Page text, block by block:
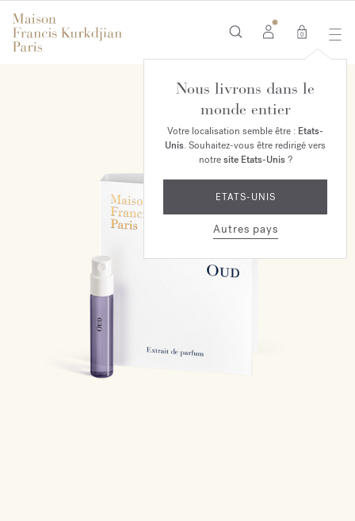
0
Nous livrons dans le
monde entier
Votre localisation semble être : Etats-
Unis. Souhaitez-vous être redirigé vers
notresite Etats-Unis?
ETATS-UNIS
Autres pays